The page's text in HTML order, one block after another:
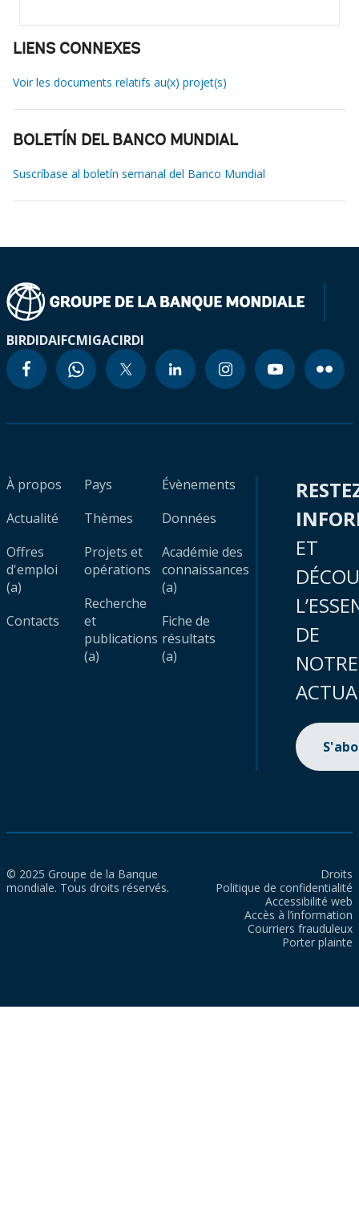
LIENS CONNEXES
Voir les documents relatifs au(x) projet(s)
BOLETÍN DEL BANCO MUNDIAL
Suscríbase al boletín semanal del Banco Mundial
BIRDIDAIFCMIGACIRDI
À propos
Actualité
Offres
d'emploi
(a)
Contacts
Pays
Thèmes
Projets et
opérations
Recherche
et
publications
(a)
Évènements
Données
Académie des
connaissances
(a)
Fiche de
résultats
(a)
ET
DE
NOTRE
© 2025 Groupe de la Banque
mondiale. Tous droits réservés.
Droits
Politique de confidentialité
Accessibilité web
Accès à l’information
Courriers frauduleux
Porter plainte